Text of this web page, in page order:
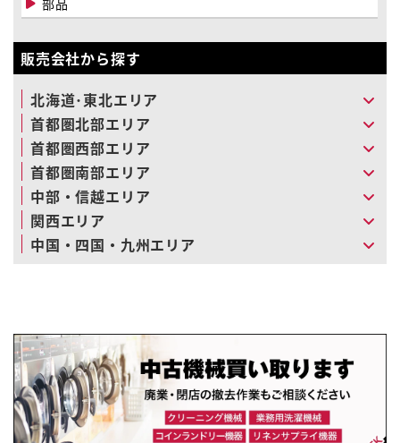
販売会社から探す
北海道･東北エリア
首都圏北部エリア
首都圏西部エリア
首都圏南部エリア
中部・信越エリア
関西エリア
中国・四国・九州エリア